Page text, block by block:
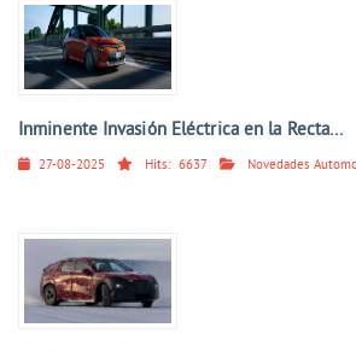
Inminente Invasión Eléctrica en la Recta...
27-08-2025 Hits: 6637 Novedades